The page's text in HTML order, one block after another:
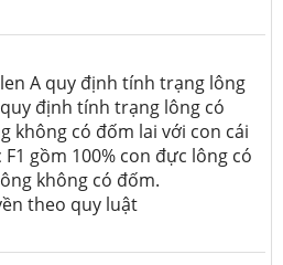
A quy định tính trạng lông
định tính trạng lông có
không có đốm lai với con cái
gồm 100% con đực lông có
không có đốm.
theo quy luật